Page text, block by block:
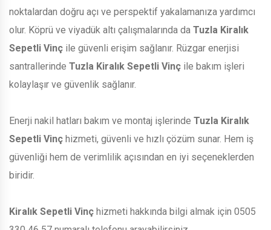
noktalardan doğru açı ve perspektif yakalamanıza yardımcı
olur. Köprü ve viyadük altı çalışmalarında da Tuzla Kiralık
Sepetli Vinç ile güvenli erişim sağlanır. Rüzgar enerjisi
santrallerinde Tuzla Kiralık Sepetli Vinç ile bakım işleri
kolaylaşır ve güvenlik sağlanır.
Enerji nakil hatları bakım ve montaj işlerinde Tuzla Kiralık
Sepetli Vinç hizmeti, güvenli ve hızlı çözüm sunar. Hem iş
güvenliği hem de verimlilik açısından en iyi seçeneklerden
biridir.
Kiralık Sepetli Vinç hizmeti hakkında bilgi almak için 0505